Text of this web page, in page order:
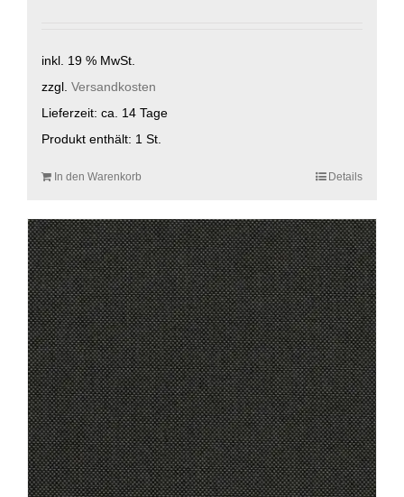
inkl. 19 % MwSt.
zzgl. Versandkosten
Lieferzeit: ca. 14 Tage
Produkt enthält: 1 St.
In den Warenkorb Details